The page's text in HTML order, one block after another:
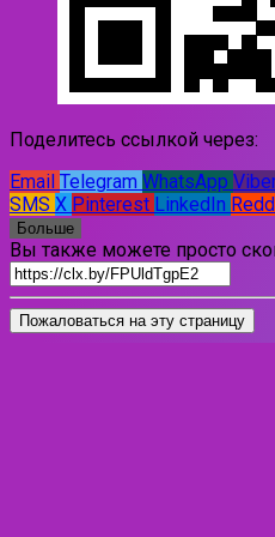
Поделитесь ссылкой через:
Email Telegram WhatsApp
SMS X Pinterest LinkedIn
Больше
Вы также можете просто
Пожаловаться на эту страницу